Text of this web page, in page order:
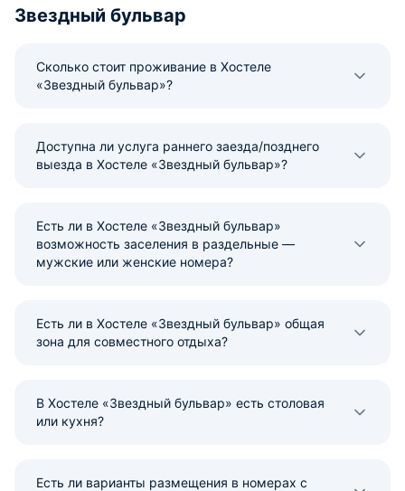
Звездный бульвар
Сколько стоит проживание в Хостеле
«Звездный бульвар»?
Доступна ли услуга раннего заезда/позднего
выезда в Хостеле «Звездный бульвар»?
Есть ли в Хостеле «Звездный бульвар»
возможность заселения в раздельные —
мужские или женские номера?
Есть ли в Хостеле «Звездный бульвар» общая
зона для совместного отдыха?
В Хостеле «Звездный бульвар» есть столовая
или кухня?
Есть ли варианты размещения в номерах с